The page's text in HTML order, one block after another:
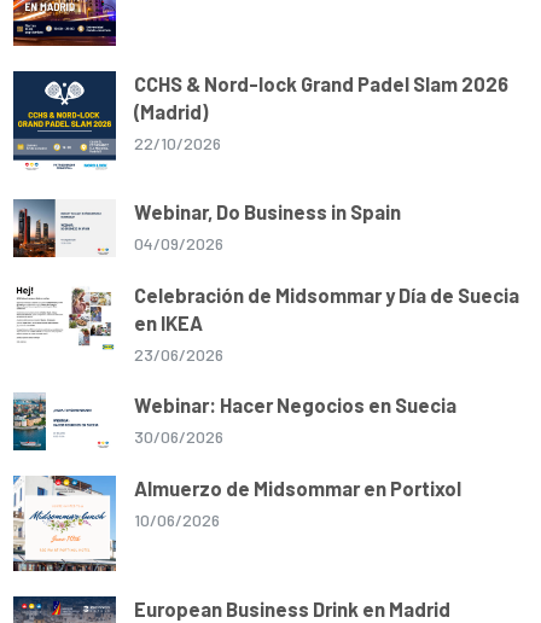
CCHS & Nord-lock Grand Padel Slam 2026
(Madrid)
22/10/2026
Webinar, Do Business in Spain
04/09/2026
Celebración de Midsommar y Día de Suecia
en IKEA
23/06/2026
Webinar: Hacer Negocios en Suecia
30/06/2026
Almuerzo de Midsommar en Portixol
10/06/2026
European Business Drink en Madrid